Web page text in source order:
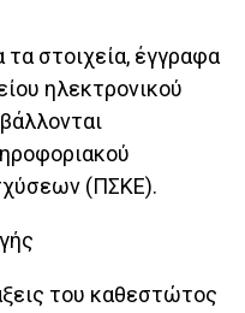
στοιχεία, έγγραφα
ηλεκτρονικού
(ΠΣΚΕ).
του καθεστώτος